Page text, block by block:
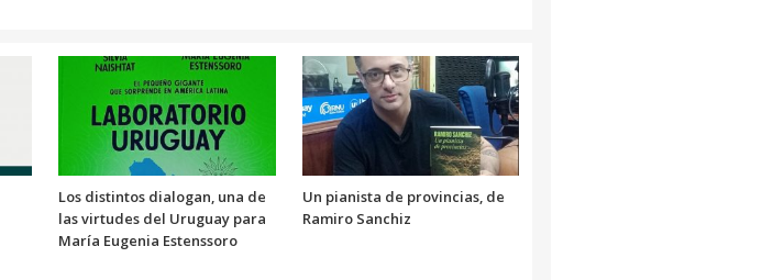
Los distintos dialogan, una de
las virtudes del Uruguay para
María Eugenia Estenssoro
Un pianista de provincias, de
Ramiro Sanchiz